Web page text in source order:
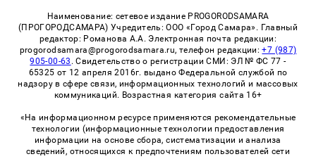
Наименование: сетевое издание PROGORODSAMARA
(ПРОГОРОДСАМАРА) Учредитель: ООО «Город Самара». Главный
редактор: Романова А.А. Электронная почта редакции:
progorodsamara@progorodsamara.ru, телефон редакции:+7 (987)
905-00-63 . Свидетельство о регистрации СМИ: ЭЛ № ФС 77 -
65325 от 12 апреля 2016г. выдано Федеральной службой по
надзору в сфере связи, информационных технологий и массовых
коммуникаций. Возрастная категория сайта 16+
«На информационном ресурсе применяются рекомендательные
технологии (информационные технологии предоставления
информации на основе сбора, систематизации и анализа
сведений, относящихся к предпочтениям пользователей сети